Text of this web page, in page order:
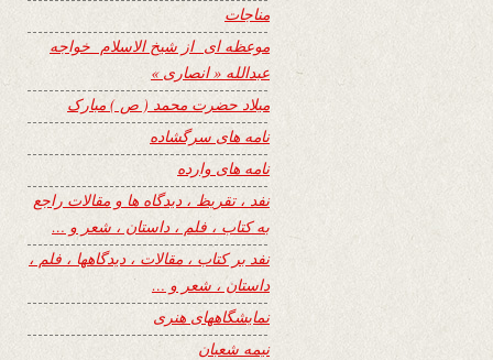
مناجات
موعظه ای از شیخ الاسلام خواجه
عبدالله « انصاری »
میلاد حضرت محمد ( ص ) مبارک
نامه های سرگشاده
نامه های وارده
نفد ، تقریظ ، دیدگاه ها و مقالات راجع
به کتاب ، فلم ، داستان ، شعر و …
نفد بر کتاب ، مقالات ، دیدگاهها ، فلم ،
داستان ، شعر و …
نمایشگاههای هنری
نیمه شعبان